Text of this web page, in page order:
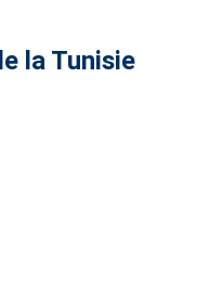
la Tunisie